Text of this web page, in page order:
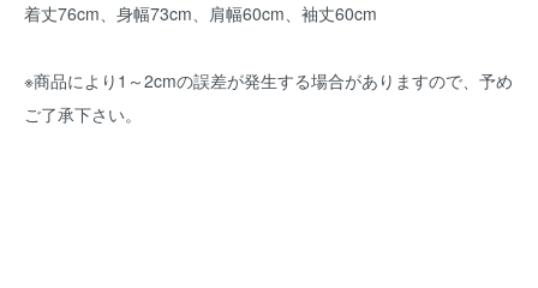
着丈76cm、身幅73cm、肩幅60cm、袖丈60cm
※商品により1～2cmの誤差が発生する場合がありますので、予め
ご了承下さい。